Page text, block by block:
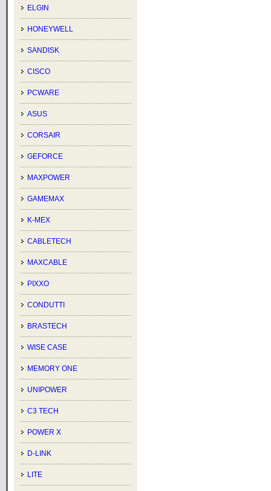
ELGIN
HONEYWELL
SANDISK
CISCO
PCWARE
ASUS
CORSAIR
GEFORCE
MAXPOWER
GAMEMAX
K-MEX
CABLETECH
MAXCABLE
PIXXO
CONDUTTI
BRASTECH
WISE CASE
MEMORY ONE
UNIPOWER
C3 TECH
POWER X
D-LINK
LITE